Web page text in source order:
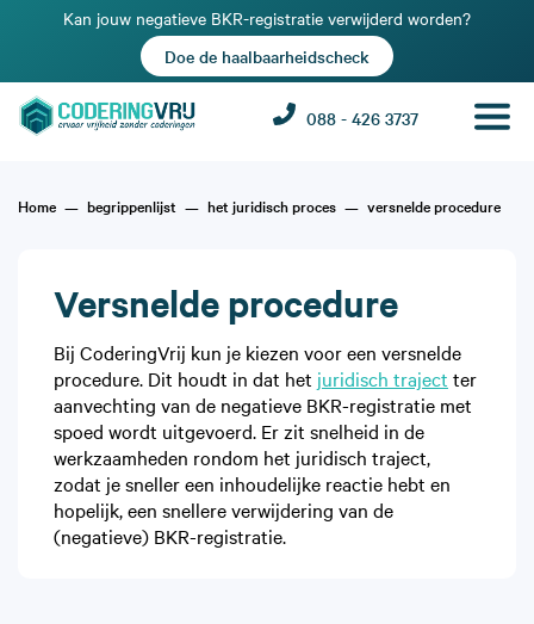
Kan jouw negatieve BKR-registratie verwijderd worden?
Doe de haalbaarheidscheck
088 - 426 3737
Home begrippenlijst het juridisch proces versnelde procedure
Versnelde procedure
Bij CoderingVrij kun je kiezen voor een versnelde
procedure. Dit houdt in dat het juridisch traject ter
aanvechting van de negatieve BKR-registratie met
spoed wordt uitgevoerd. Er zit snelheid in de
werkzaamheden rondom het juridisch traject,
zodat je sneller een inhoudelijke reactie hebt en
hopelijk, een snellere verwijdering van de
(negatieve) BKR-registratie.